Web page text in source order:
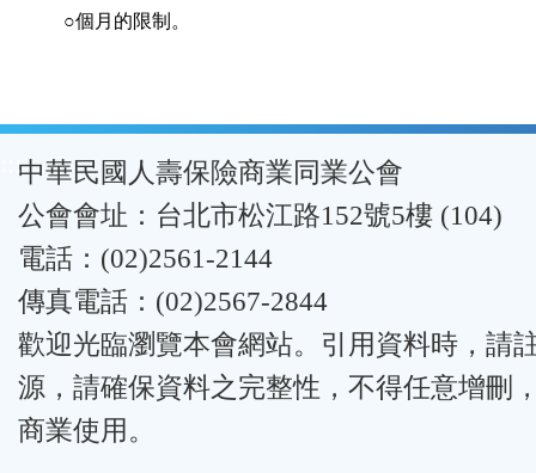
      ○個月的限制。
:::中華民國人壽保險商業同業公會
公會會址：台北市松江路152號5樓 (104)
電話：(02)2561-2144
傳真電話：(02)2567-2844
歡迎光臨瀏覽本會網站。引用資料時，請
源，請確保資料之完整性，不得任意增刪
商業使用。